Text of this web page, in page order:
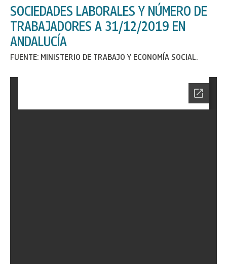
SOCIEDADES LABORALES Y NÚMERO DE
TRABAJADORES A 31/12/2019 EN
ANDALUCÍA
FUENTE: MINISTERIO DE TRABAJO Y ECONOMÍA SOCIAL.